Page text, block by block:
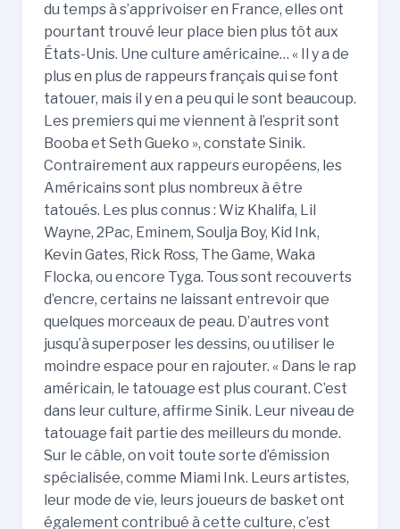
du temps à s’apprivoiser en France, elles ont
pourtant trouvé leur place bien plus tôt aux
États-Unis. Une culture américaine… « Il y a de
plus en plus de rappeurs français qui se font
tatouer, mais il y en a peu qui le sont beaucoup.
Les premiers qui me viennent à l’esprit sont
Booba et Seth Gueko », constate Sinik.
Contrairement aux rappeurs européens, les
Américains sont plus nombreux à être
tatoués. Les plus connus : Wiz Khalifa, Lil
Wayne, 2Pac, Eminem, Soulja Boy, Kid Ink,
Kevin Gates, Rick Ross, The Game, Waka
Flocka, ou encore Tyga. Tous sont recouverts
d’encre, certains ne laissant entrevoir que
quelques morceaux de peau. D’autres vont
jusqu’à superposer les dessins, ou utiliser le
moindre espace pour en rajouter. « Dans le rap
américain, le tatouage est plus courant. C’est
dans leur culture, affirme Sinik. Leur niveau de
tatouage fait partie des meilleurs du monde.
Sur le câble, on voit toute sorte d’émission
spécialisée, comme Miami Ink. Leurs artistes,
leur mode de vie, leurs joueurs de basket ont
également contribué à cette culture, c’est